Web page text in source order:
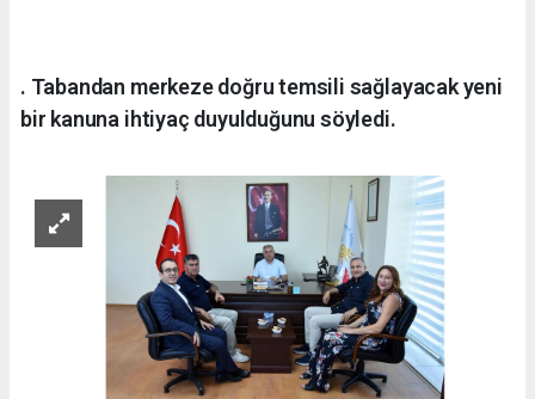
. Tabandan merkeze doğru temsili sağlayacak yeni
bir kanuna ihtiyaç duyulduğunu söyledi.